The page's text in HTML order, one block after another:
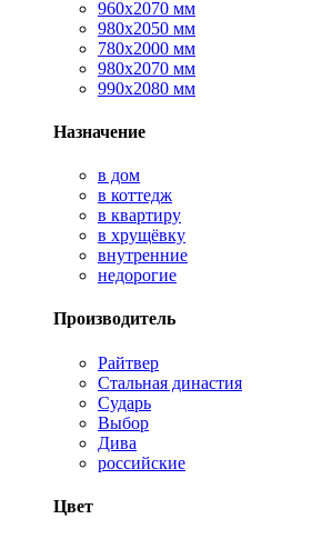
960х2070 мм
980х2050 мм
780х2000 мм
980х2070 мм
990х2080 мм
Назначение
в дом
в коттедж
в квартиру
в хрущёвку
внутренние
недорогие
Производитель
Райтвер
Стальная династия
Сударь
Выбор
Дива
российские
Цвет